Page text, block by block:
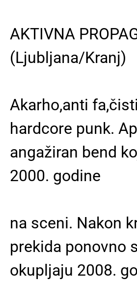
AKTIVNA
(Ljubljana/Kranj)
Akarho,anti
hardcore punk.
angažiran bend
2000. godine
na sceni. Nakon
prekida ponovno
okupljaju 2008.